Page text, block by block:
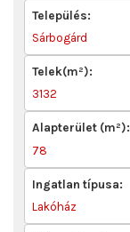
Település:
Sárbogárd
Telek(m²):
3132
Alapterület (m²):
78
Ingatlan típusa:
Lakóház